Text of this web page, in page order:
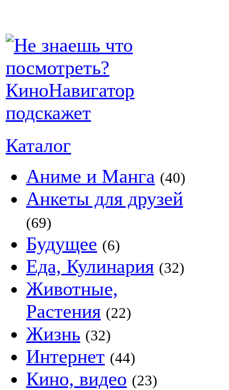
Каталог
Аниме и Манга (40)
Анкеты для друзей
(69)
Будущее (6)
Еда, Кулинария (32)
Животные,
Растения (22)
Жизнь (32)
Интернет (44)
Кино, видео (23)